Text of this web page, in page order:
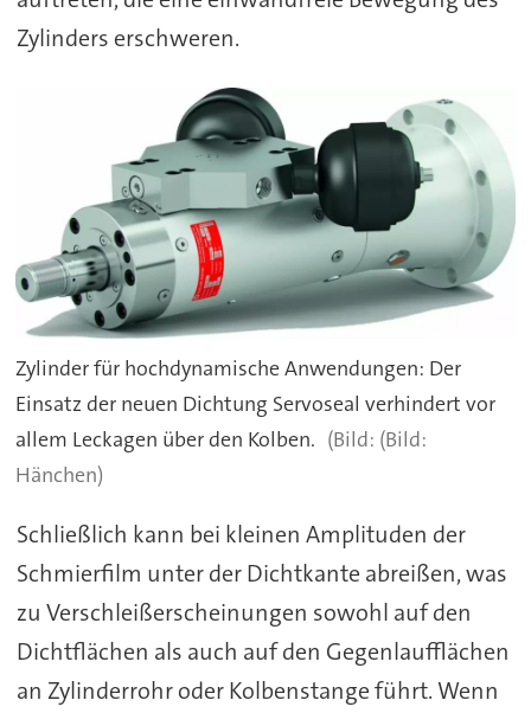
Zylinders erschweren.
Zylinder für hochdynamische Anwendungen: Der
Einsatz der neuen Dichtung Servoseal verhindert vor
allem Leckagen über den Kolben.
(Bild:
Hänchen)
Schließlich kann bei kleinen Amplituden der
Schmierfilm unter der Dichtkante abreißen, was
zu Verschleißerscheinungen sowohl auf den
Dichtflächen als auch auf den Gegenlaufflächen
an Zylinderrohr oder Kolbenstange führt. Wenn